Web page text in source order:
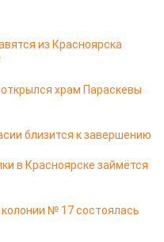
из Красноярска
храм Параскевы
близится к завершению
в Красноярске займётся
№ 17 состоялась